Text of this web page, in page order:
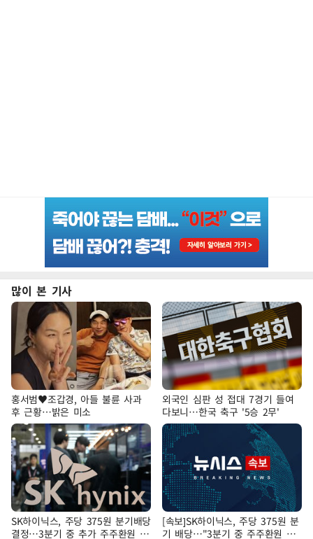
많이 본 기사
홍서범♥조갑경, 아들 불륜 사과
후 근황…밝은 미소
외국인 심판 성 접대 7경기 들여
다보니…한국 축구 '5승 2무'
SK하이닉스, 주당 375원 분기배당
결정…3분기 중 추가 주주환원 발
[속보]SK하이닉스, 주당 375원 분
기 배당…"3분기 중 주주환원 방